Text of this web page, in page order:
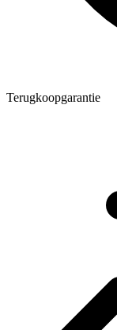
Terugkoopgarantie